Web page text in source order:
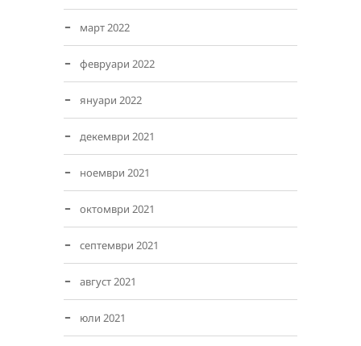
март 2022
февруари 2022
януари 2022
декември 2021
ноември 2021
октомври 2021
септември 2021
август 2021
юли 2021